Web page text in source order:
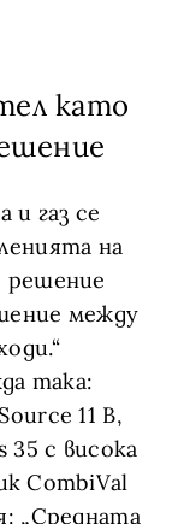
като
газ се
на
решение
между
така:
11 B,
35 с висока
CombiVal
„Средната